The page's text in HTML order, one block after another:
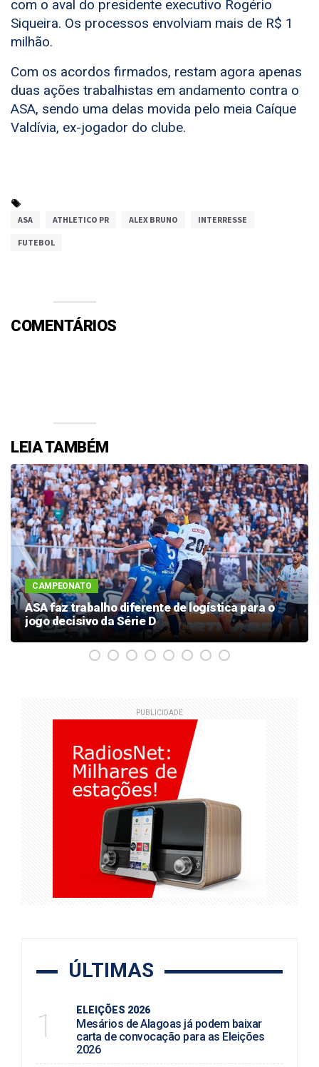
com o aval do presidente executivo Rogério
Siqueira. Os processos envolviam mais de R$ 1
milhão.
Com os acordos firmados, restam agora apenas
duas ações trabalhistas em andamento contra o
ASA, sendo uma delas movida pelo meia Caíque
Valdívia, ex-jogador do clube.
ASA ATHLETICO PR ALEX BRUNO INTERRESSE
FUTEBOL
COMENTÁRIOS
LEIA TAMBÉM
CAMPEONATO
ASA faz trabalho diferente de logística para o
jogo decisivo da Série D
PUBLICIDADE
ÚLTIMAS
1 ELEIÇÕES 2026
Mesários de Alagoas já podem baixar
carta de convocação para as Eleições
2026